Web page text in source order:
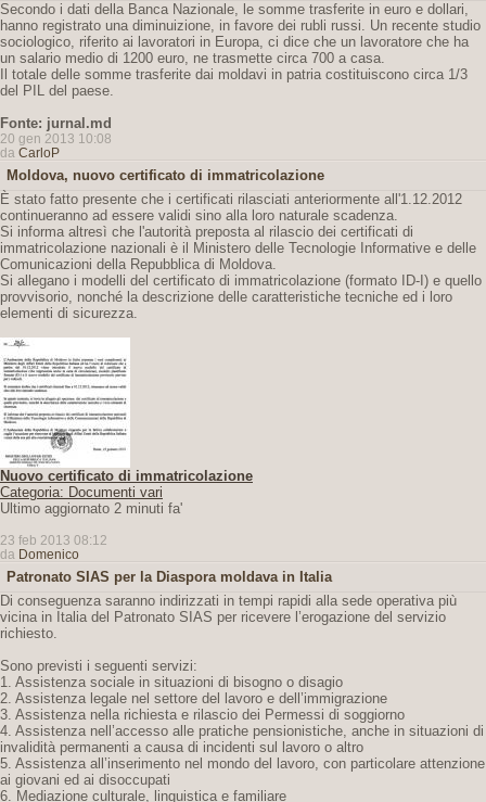
Secondo i dati della Banca Nazionale, le somme trasferite in euro e dollari,
hanno registrato una diminuizione, in favore dei rubli russi. Un recente studio
sociologico, riferito ai lavoratori in Europa, ci dice che un lavoratore che ha
un salario medio di 1200 euro, ne trasmette circa 700 a casa.
Il totale delle somme trasferite dai moldavi in patria costituiscono circa 1/3
del PIL del paese.
Fonte: jurnal.md
20 gen 2013 10:08
da CarloP
Moldova, nuovo certificato di immatricolazione
È stato fatto presente che i certificati rilasciati anteriormente all'1.12.2012
continueranno ad essere validi sino alla loro naturale scadenza.
Si informa altresì che l'autorità preposta al rilascio dei certificati di
immatricolazione nazionali è il Ministero delle Tecnologie Informative e delle
Comunicazioni della Repubblica di Moldova.
Si allegano i modelli del certificato di immatricolazione (formato ID-I) e quello
provvisorio, nonché la descrizione delle caratteristiche tecniche ed i loro
elementi di sicurezza.
Nuovo certificato di immatricolazione
Categoria: Documenti vari
Ultimo aggiornato 2 minuti fa'
23 feb 2013 08:12
da Domenico
Patronato SIAS per la Diaspora moldava in Italia
Di conseguenza saranno indirizzati in tempi rapidi alla sede operativa più
vicina in Italia del Patronato SIAS per ricevere l’erogazione del servizio
richiesto.
Sono previsti i seguenti servizi:
1. Assistenza sociale in situazioni di bisogno o disagio
2. Assistenza legale nel settore del lavoro e dell’immigrazione
3. Assistenza nella richiesta e rilascio dei Permessi di soggiorno
4. Assistenza nell’accesso alle pratiche pensionistiche, anche in situazioni di
invalidità permanenti a causa di incidenti sul lavoro o altro
5. Assistenza all’inserimento nel mondo del lavoro, con particolare attenzione
ai giovani ed ai disoccupati
6. Mediazione culturale, linguistica e familiare